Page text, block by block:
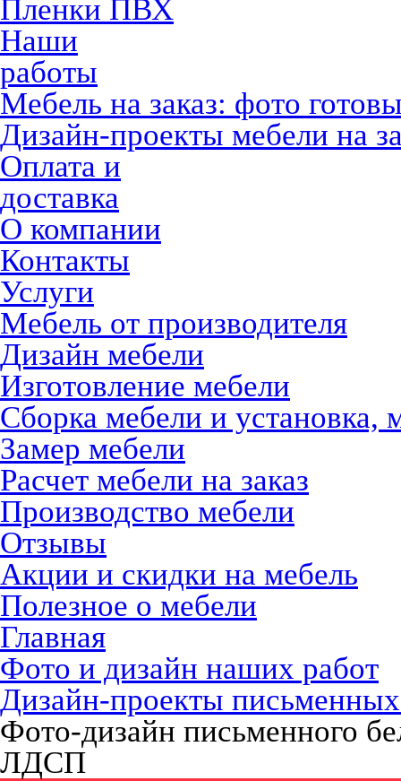
Пленки ПВХ
Наши
работы
Мебель на заказ: фото
Дизайн-проекты мебели на
Оплата и
доставка
О компании
Контакты
Услуги
Мебель от производителя
Дизайн мебели
Изготовление мебели
Сборка мебели и установка,
Замер мебели
Расчет мебели на заказ
Производство мебели
Отзывы
Акции и скидки на мебель
Полезное о мебели
Главная
Фото и дизайн наших работ
Дизайн-проекты
Фото-дизайн письменного
ЛДСП